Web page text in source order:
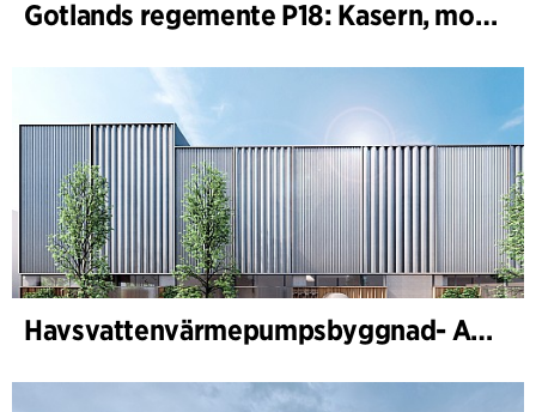
Gotlands regemente P18: Kasern, motor-, maskin- och skjutfält
Havsvattenvärmepumpsbyggnad- Aalborg Forsyning